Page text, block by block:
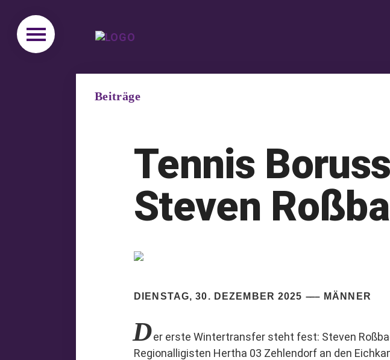
Beiträge
Tennis
Steven
DIENSTAG, 30. DEZEMBER 2025 MÄNNER
Der erste Wintertransfer steht fest: Steven
Regionalligisten Hertha 03 Zehlendorf an den